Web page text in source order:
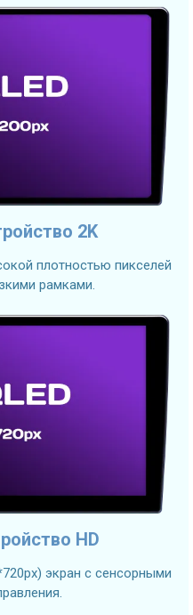
2K
плотностью пикселей
рамками.
HD
экран с сенсорными